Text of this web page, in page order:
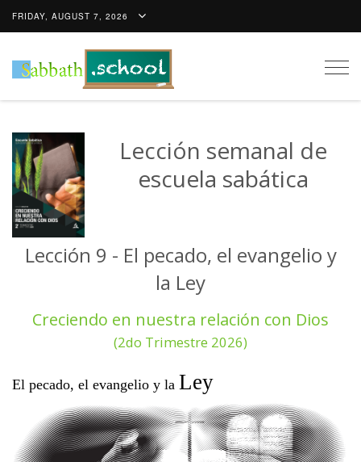
FRIDAY, AUGUST 7, 2026
Lección semanal de
escuela sabática
Lección 9 - El pecado, el evangelio y
la Ley
Creciendo en nuestra relación con Dios
(2do Trimestre 2026)
El pecado, el evangelio y la Ley